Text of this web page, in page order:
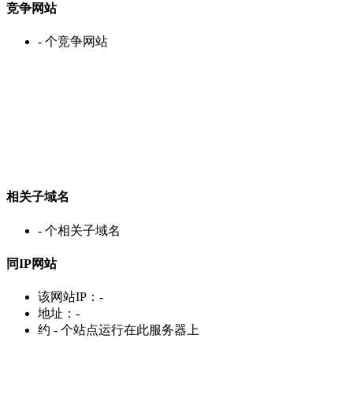
竞争网站
- 个竞争网站
相关子域名
- 个相关子域名
同IP网站
该网站IP： -
地址： -
约 - 个站点运行在此服务器上